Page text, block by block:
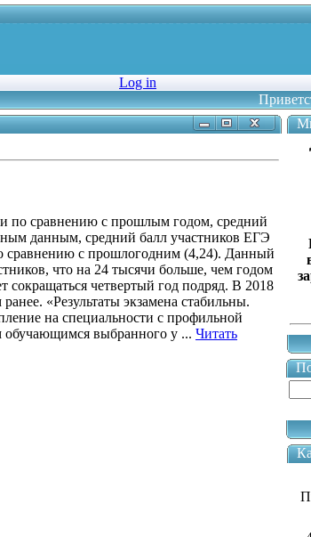
Log in
по сравнению с прошлым годом, средний
данным, средний балл участников ЕГЭ
сравнению с прошлогодним (4,24). Данный
что на 24 тысячи больше, чем годом
сокращаться четвертый год подряд. В 2018
«Результаты экзамена стабильны.
на специальности с профильной
обучающимся выбранного у ... Читать